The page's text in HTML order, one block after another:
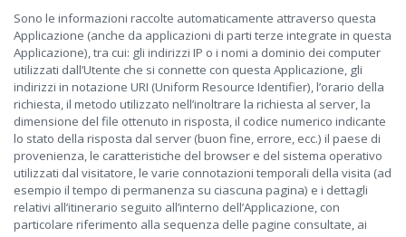
Sono le informazioni raccolte automaticamente attraverso questa
Applicazione (anche da applicazioni di parti terze integrate in questa
Applicazione), tra cui: gli indirizzi IP o i nomi a dominio dei computer
utilizzati dall’Utente che si connette con questa Applicazione, gli
indirizzi in notazione URI (Uniform Resource Identifier), l’orario della
richiesta, il metodo utilizzato nell’inoltrare la richiesta al server, la
dimensione del file ottenuto in risposta, il codice numerico indicante
lo stato della risposta dal server (buon fine, errore, ecc.) il paese di
provenienza, le caratteristiche del browser e del sistema operativo
utilizzati dal visitatore, le varie connotazioni temporali della visita (ad
esempio il tempo di permanenza su ciascuna pagina) e i dettagli
relativi all’itinerario seguito all’interno dell’Applicazione, con
particolare riferimento alla sequenza delle pagine consultate, ai